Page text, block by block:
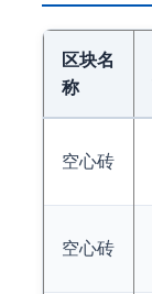
区块名
称
空心砖
空心砖